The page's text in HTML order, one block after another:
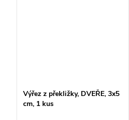
Výřez z překližky, DVEŘE, 3x5
cm, 1 kus